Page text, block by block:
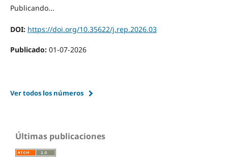
Publicando...
DOI: https://doi.org/10.35622/j.rep.2026.03
Publicado: 01-07-2026
Ver todos los números
Últimas publicaciones